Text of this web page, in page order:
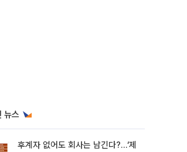
뉴스
후계자 없어도 회사는 남긴다?…‘제